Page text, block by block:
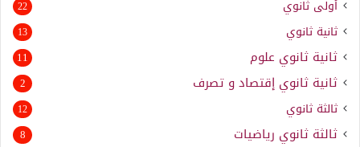
أولى ثانوي 22
ثانية ثانوي 13
ثانية ثانوي علوم 11
ثانية ثانوي إقتصاد و تصرف 2
ثالثة ثانوي 12
ثالثة ثانوي رياضيات 8